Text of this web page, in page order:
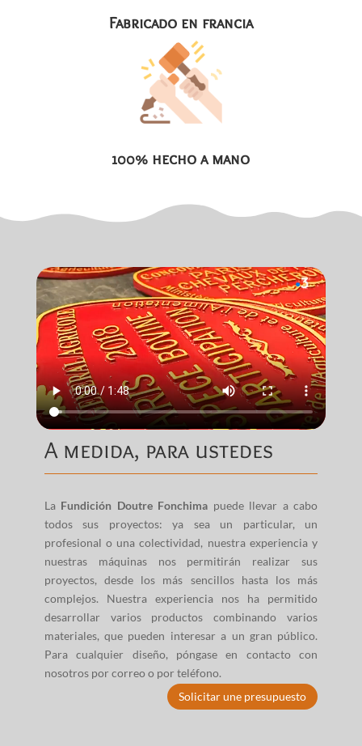
Fabricado en francia
100% hecho a mano
A medida, para ustedes
La Fundición Doutre Fonchima puede llevar a cabo
todos sus proyectos: ya sea un particular, un
profesional o una colectividad, nuestra experiencia y
nuestras máquinas nos permitirán realizar sus
proyectos, desde los más sencillos hasta los más
complejos. Nuestra experiencia nos ha permitido
desarrollar varios productos combinando varios
materiales, que pueden interesar a un gran público.
Para cualquier diseño, póngase en contacto con
nosotros por correo o por teléfono.
Solicitar une presupuesto